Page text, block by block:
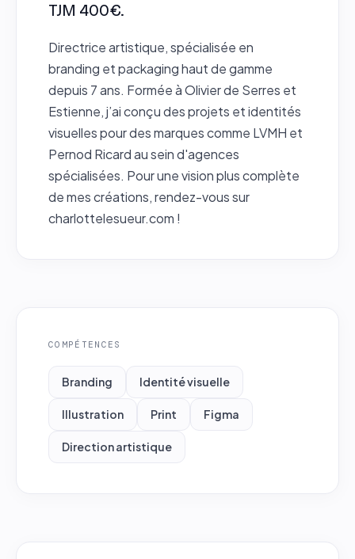
TJM 400€.
Directrice artistique, spécialisée en
branding et packaging haut de gamme
depuis 7 ans. Formée à Olivier de Serres et
Estienne, j’ai conçu des projets et identités
visuelles pour des marques comme LVMH et
Pernod Ricard au sein d'agences
spécialisées. Pour une vision plus complète
de mes créations, rendez-vous sur
charlottelesueur.com !
COMPÉTENCES
Branding Identité visuelle
Illustration Print Figma
Direction artistique